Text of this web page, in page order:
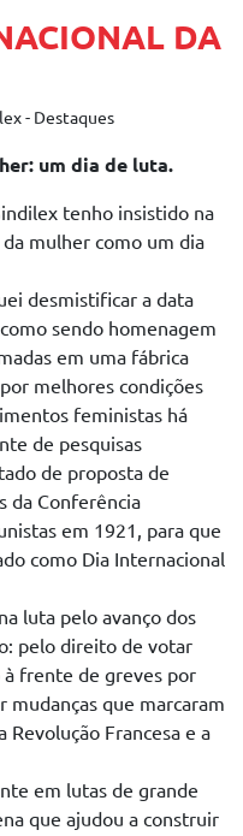
DA
- Destaques
um dia de luta.
tenho insistido na
mulher como um dia
desmistificar a data
sendo homenagem
em uma fábrica
melhores condições
feministas há
de pesquisas
de proposta de
da Conferência
em 1921, para que
como Dia Internacional
luta pelo avanço dos
pelo direito de votar
frente de greves por
mudanças que marcaram
Revolução Francesa e a
em lutas de grande
que ajudou a construir